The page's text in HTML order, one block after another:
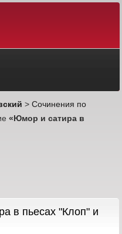
>Сочинения по
«Юмор и сатира в
в пьесах "Клоп" и